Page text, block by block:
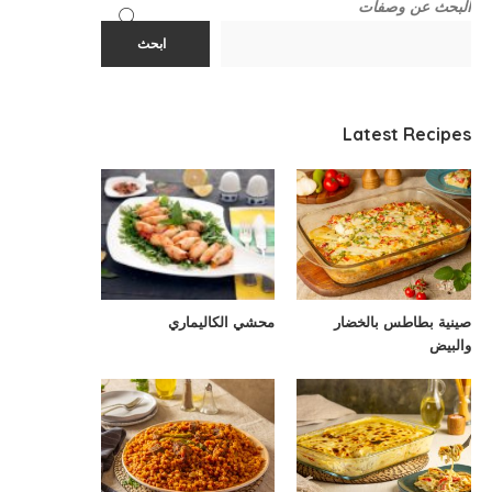
البحث عن وصفات
ابحث
Latest Recipes
صينية بطاطس بالخضار
والبيض
محشي الكاليماري